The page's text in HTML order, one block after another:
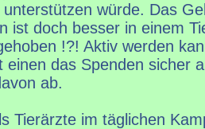
würde. Das
ist doch besser in einem
!?! Aktiv werden
einen das Spenden sicher
ab.
Tierärzte im täglichen